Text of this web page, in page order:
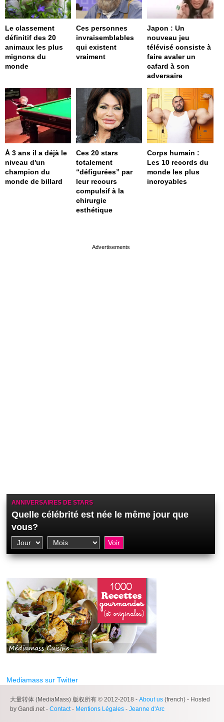
Le classement
définitif des 20
animaux les plus
mignons du
monde
Ces personnes
invraisemblables
qui existent
vraiment
Japon : Un
nouveau jeu
télévisé consiste à
faire avaler un
cafard à son
adversaire
À 3 ans il a déjà le
niveau d'un
champion du
monde de billard
Ces 20 stars
totalement
“défigurées” par
leur recours
compulsif à la
chirurgie
esthétique
Corps humain :
Les 10 records du
monde les plus
incroyables
ANNIVERSAIRES DE STARS
Quelle célébrité est née le même jour que
vous?
Mediamass sur Twitter
大量转体 (MediaMass) 版权所有 © 2012-2018 - About us (french) - Hosted
by Gandi.net - Contact- Mentions Légales - Jeanne d'Arc